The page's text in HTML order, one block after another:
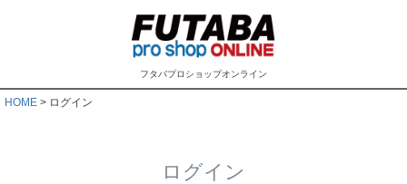
フタバプロショップオンライン
HOME ログイン
ログイン